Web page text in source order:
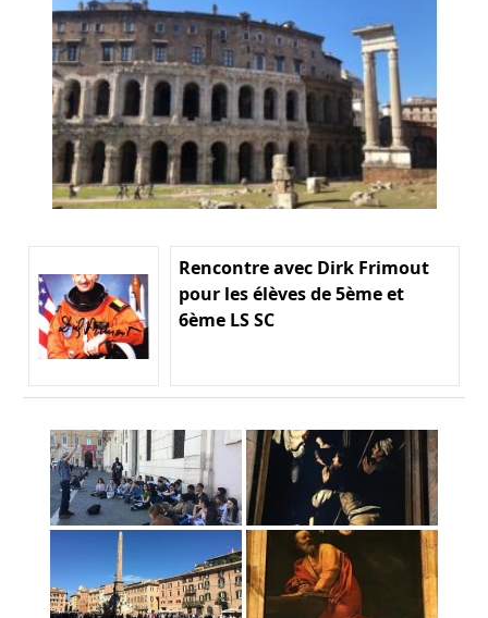
Rencontre avec Dirk Frimout
pour les élèves de 5ème et
6ème LS SC